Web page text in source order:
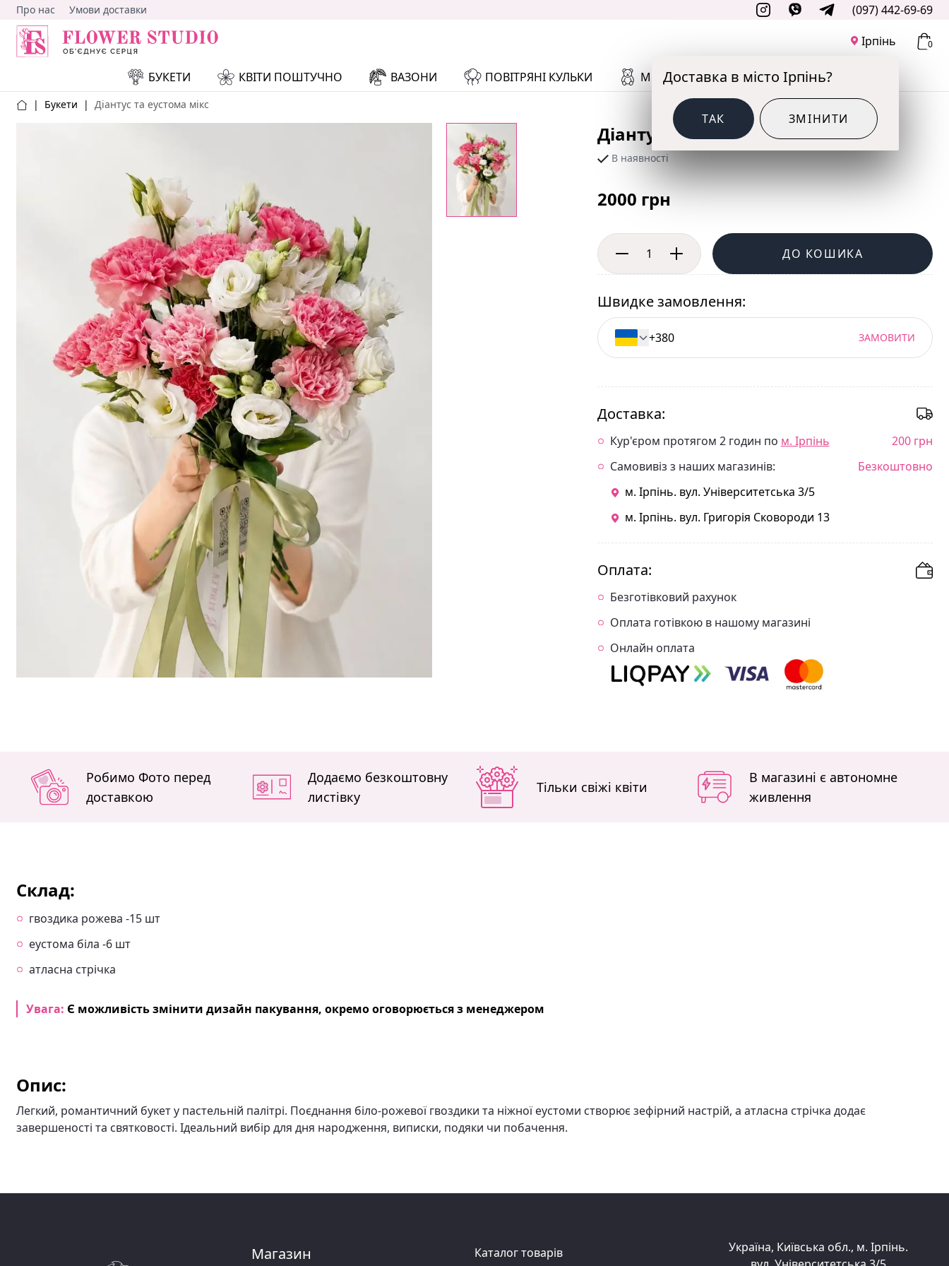
Про нас Умови доставки
(097) 442-69-69
Ірпінь
Доставка в місто Ірпінь?
ТАК ЗМІНИТИ
0
БУКЕТИ КВІТИ ПОШТУЧНО ВАЗОНИ ПОВІТРЯНІ КУЛЬКИ М'ЯКІ ІГРАШКИ ДО СВЯТА
| Букети | Діантус та еустома мікс
Діантус та еустома мікс
В наявності
2000 грн
ДО КОШИКА
Швидке замовлення:
ЗАМОВИТИ
Доставка:
Кур'єром протягом 2 годин по м. Ірпінь
200 грн
Самовивіз з наших магазинів:
Безкоштовно
м. Ірпінь. вул. Університетська 3/5
м. Ірпінь. вул. Григорія Сковороди 13
Оплата:
Безготівковий рахунок
Оплата готівкою в нашому магазині
Онлайн оплата
Робимо Фото перед
доставкою
Додаємо безкоштовну
листівку
Тільки свіжі квіти
В магазині є автономне
живлення
Склад:
гвоздика рожева -15 шт
еустома біла -6 шт
атласна стрічка
Увага: Є можливість змінити дизайн пакування, окремо оговорюється з менеджером
Опис:
Легкий, романтичний букет у пастельній палітрі. Поєднання біло-рожевої гвоздики та ніжної еустоми створює зефірний настрій, а атласна стрічка додає
завершеності та святковості. Ідеальний вибір для дня народження, виписки, подяки чи побачення.
Україна, Київська обл., м. Ірпінь.
Магазин Каталог товарів